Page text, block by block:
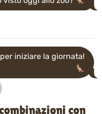
iniziare la giornata!
con